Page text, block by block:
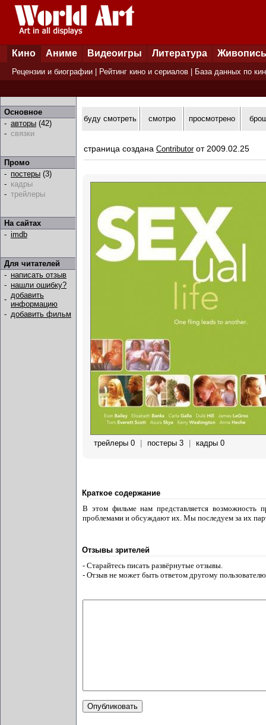
Кино Аниме Видеоигры Литература Живопись
Рецензии и биографии Рейтинг кино и сериалов База данных по
Основное
- авторы (42)
- связки
Промо
- постеры (3)
- кадры
- трейлеры
На сайтах
- imdb
Для читателей
- написать отзыв
- нашли ошибку?
- добавить
информацию
- добавить фильм
буду смотреть смотрю просмотрено
страница создана Contributorот 2009.02.25
трейлеры 0 постеры 3 кадры 0
Краткое содержание
В этом фильме нам представляется возможность
проблемами и обсуждают их. Мы последуем за их
Отзывы зрителей
- Старайтесь писать развёрнутые отзывы.
- Отзыв не может быть ответом другому